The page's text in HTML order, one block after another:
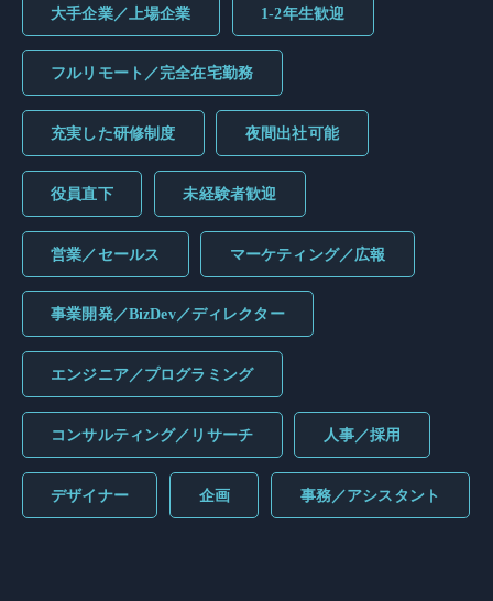
大手企業／上場企業 1-2年生歓迎
フルリモート／完全在宅勤務
充実した研修制度 夜間出社可能
役員直下 未経験者歓迎
営業／セールス マーケティング／広報
事業開発／BizDev／ディレクター
エンジニア／プログラミング
コンサルティング／リサーチ 人事／採用
デザイナー 企画 事務／アシスタント